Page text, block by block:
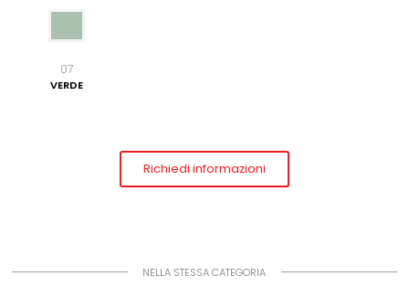
07
VERDE
Richiedi informazioni
NELLA STESSA CATEGORIA